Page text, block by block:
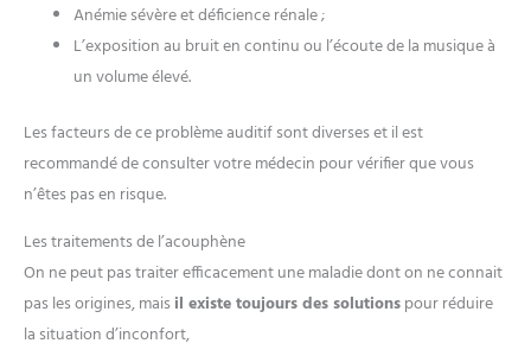
Anémie sévère et déficience rénale ;
L’exposition au bruit en continu ou l’écoute de la musique à
un volume élevé.
Les facteurs de ce problème auditif sont diverses et il est
recommandé de consulter votre médecin pour vérifier que vous
n’êtes pas en risque.
Les traitements de l’acouphène
On ne peut pas traiter efficacement une maladie dont on ne connait
pas les origines, maisil existe toujours des solutionspour réduire
la situation d’inconfort,